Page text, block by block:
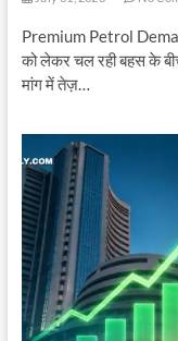
Premium Petrol
को लेकर चल रही बहस के
मांग में तेज़…